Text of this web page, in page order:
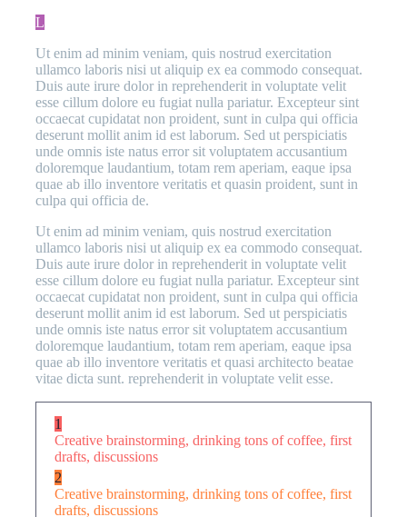
L
Ut enim ad minim veniam, quis nostrud exercitation
ullamco laboris nisi ut aliquip ex ea commodo consequat.
Duis aute irure dolor in reprehenderit in voluptate velit
esse cillum dolore eu fugiat nulla pariatur. Excepteur sint
occaecat cupidatat non proident, sunt in culpa qui officia
deserunt mollit anim id est laborum. Sed ut perspiciatis
unde omnis iste natus error sit voluptatem accusantium
doloremque laudantium, totam rem aperiam, eaque ipsa
quae ab illo inventore veritatis et quasin proident, sunt in
culpa qui officia de.
Ut enim ad minim veniam, quis nostrud exercitation
ullamco laboris nisi ut aliquip ex ea commodo consequat.
Duis aute irure dolor in reprehenderit in voluptate velit
esse cillum dolore eu fugiat nulla pariatur. Excepteur sint
occaecat cupidatat non proident, sunt in culpa qui officia
deserunt mollit anim id est laborum. Sed ut perspiciatis
unde omnis iste natus error sit voluptatem accusantium
doloremque laudantium, totam rem aperiam, eaque ipsa
quae ab illo inventore veritatis et quasi architecto beatae
vitae dicta sunt. reprehenderit in voluptate velit esse.
1
Creative brainstorming, drinking tons of coffee, first
drafts, discussions
2
Creative brainstorming, drinking tons of coffee, first
drafts, discussions